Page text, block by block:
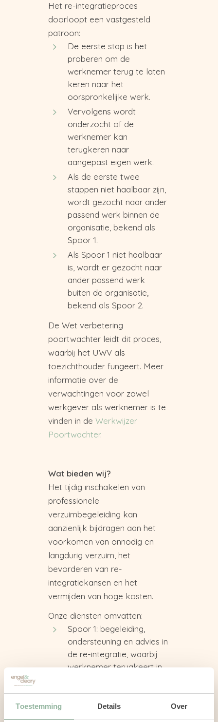
Toestemming Details Over
Het re-integratieproces
doorloopt een vastgesteld
patroon:
De eerste stap is het
proberen om de
werknemer terug te laten
keren naar het
oorspronkelijke werk.
Vervolgens wordt
onderzocht of de
werknemer kan
terugkeren naar
aangepast eigen werk.
Als de eerste twee
stappen niet haalbaar zijn,
wordt gezocht naar ander
passend werk binnen de
organisatie, bekend als
Spoor 1.
Als Spoor 1 niet haalbaar
is, wordt er gezocht naar
ander passend werk
buiten de organisatie,
bekend als Spoor 2.
De Wet verbetering
poortwachter leidt dit proces,
waarbij het UWV als
toezichthouder fungeert. Meer
informatie over de
verwachtingen voor zowel
werkgever als werknemer is te
vinden in de Werkwijzer
Poortwachter.
Wat bieden wij?
Het tijdig inschakelen van
professionele
verzuimbegeleiding kan
aanzienlijk bijdragen aan het
voorkomen van onnodig en
langdurig verzuim, het
bevorderen van re-
integratiekansen en het
vermijden van hoge kosten.
Onze diensten omvatten:
Spoor 1: begeleiding,
ondersteuning en advies in
de re-integratie, waarbij
werknemer terugkeertin
of ander passend werk
binnen de eigen
organisatie.